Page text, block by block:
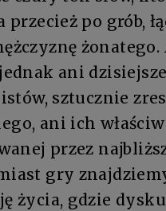
po grób,
żonatego.
ani
sztucznie
ani ich
przez
gry
życia, gdzie